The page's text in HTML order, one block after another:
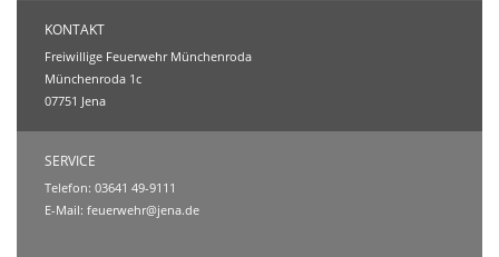
KONTAKT
Freiwillige Feuerwehr Münchenroda
Münchenroda 1c
07751 Jena
SERVICE
Telefon: 03641 49-9111
E-Mail: feuerwehr@jena.de